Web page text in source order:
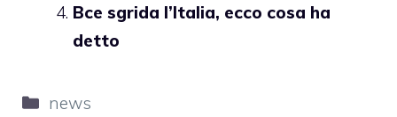
Bce sgrida l’Italia, ecco cosa ha
detto
Categorie
news